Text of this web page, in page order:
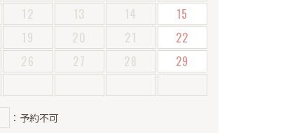
12 13 14
15
19 20 21
22
26 27 28
29
：予約不可